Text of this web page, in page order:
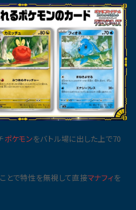
ポケモンをバトル場に出した上で70
とで特性を無視して直接マナフィを